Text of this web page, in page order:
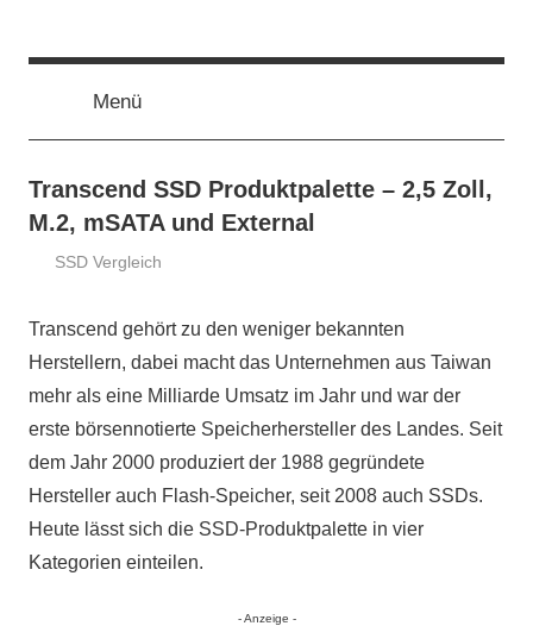
ssd-
ratgeber.de
Vergleich,
Kauftipp
Menü
Transcend SSD Produktpalette – 2,5 Zoll,
M.2, mSATA und External
November
ratgeber.de
SSD Vergleich
Transcend gehört zu den weniger bekannten
Herstellern, dabei macht das Unternehmen aus Taiwan
mehr als eine Milliarde Umsatz im Jahr und war der
erste börsennotierte Speicherhersteller des Landes. Seit
dem Jahr 2000 produziert der 1988 gegründete
Hersteller auch Flash-Speicher, seit 2008 auch SSDs.
Heute lässt sich die SSD-Produktpalette in vier
Kategorien einteilen.
- Anzeige -